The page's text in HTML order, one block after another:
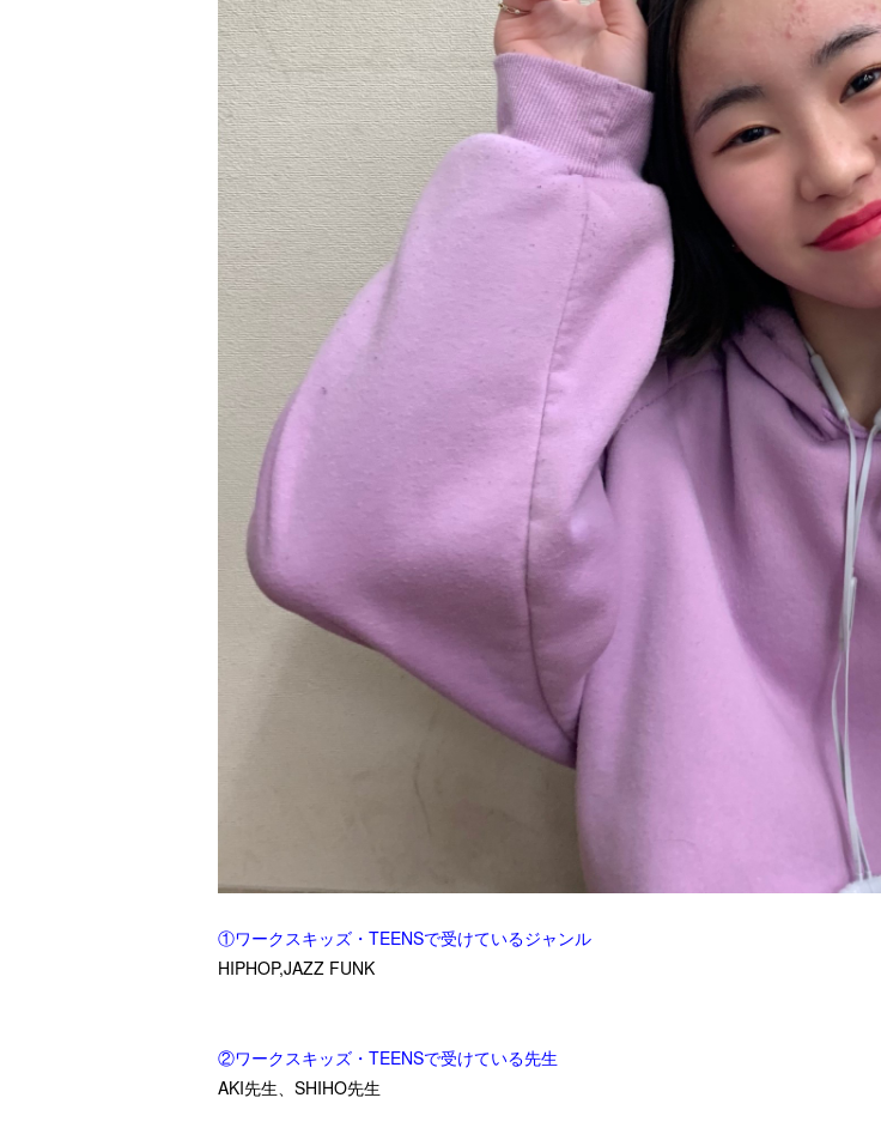
①ワークスキッズ・TEENSで受けているジャンル
HIPHOP,JAZZ FUNK
②ワークスキッズ・TEENSで受けている先生
AKI先生、SHIHO先生